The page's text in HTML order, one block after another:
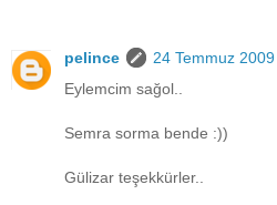
pelince
24 Temmuz
Eylemcim sağol..
Semra sorma bende :))
Gülizar teşekkürler..